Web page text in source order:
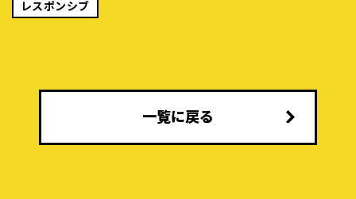
レスポンシブ
一覧に戻る